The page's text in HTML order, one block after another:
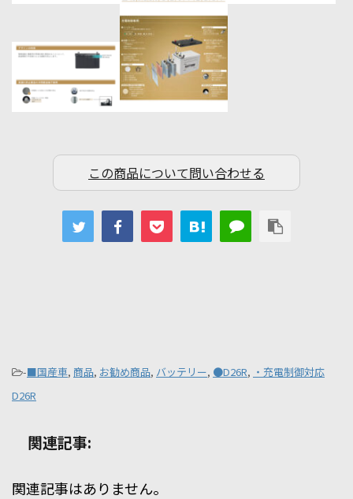
この商品について問い合わせる
-■国産車, 商品, お勧め商品, バッテリー, ●D26R, ・充電制御対応
D26R
関連記事:
関連記事はありません。